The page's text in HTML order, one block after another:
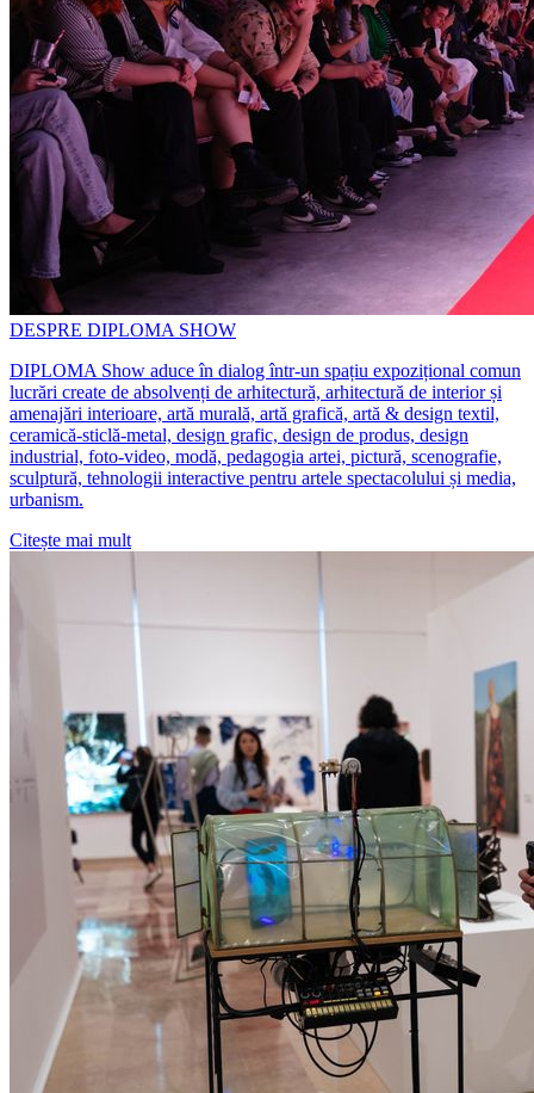
DESPRE DIPLOMA SHOW
DIPLOMA Show aduce în dialog într-un spațiu expozițional comun
lucrări create de absolvenți de arhitectură, arhitectură de interior și
amenajări interioare, artă murală, artă grafică, artă & design textil,
ceramică-sticlă-metal, design grafic, design de produs, design
industrial, foto-video, modă, pedagogia artei, pictură, scenografie,
sculptură, tehnologii interactive pentru artele spectacolului și media,
urbanism.
Citește mai mult